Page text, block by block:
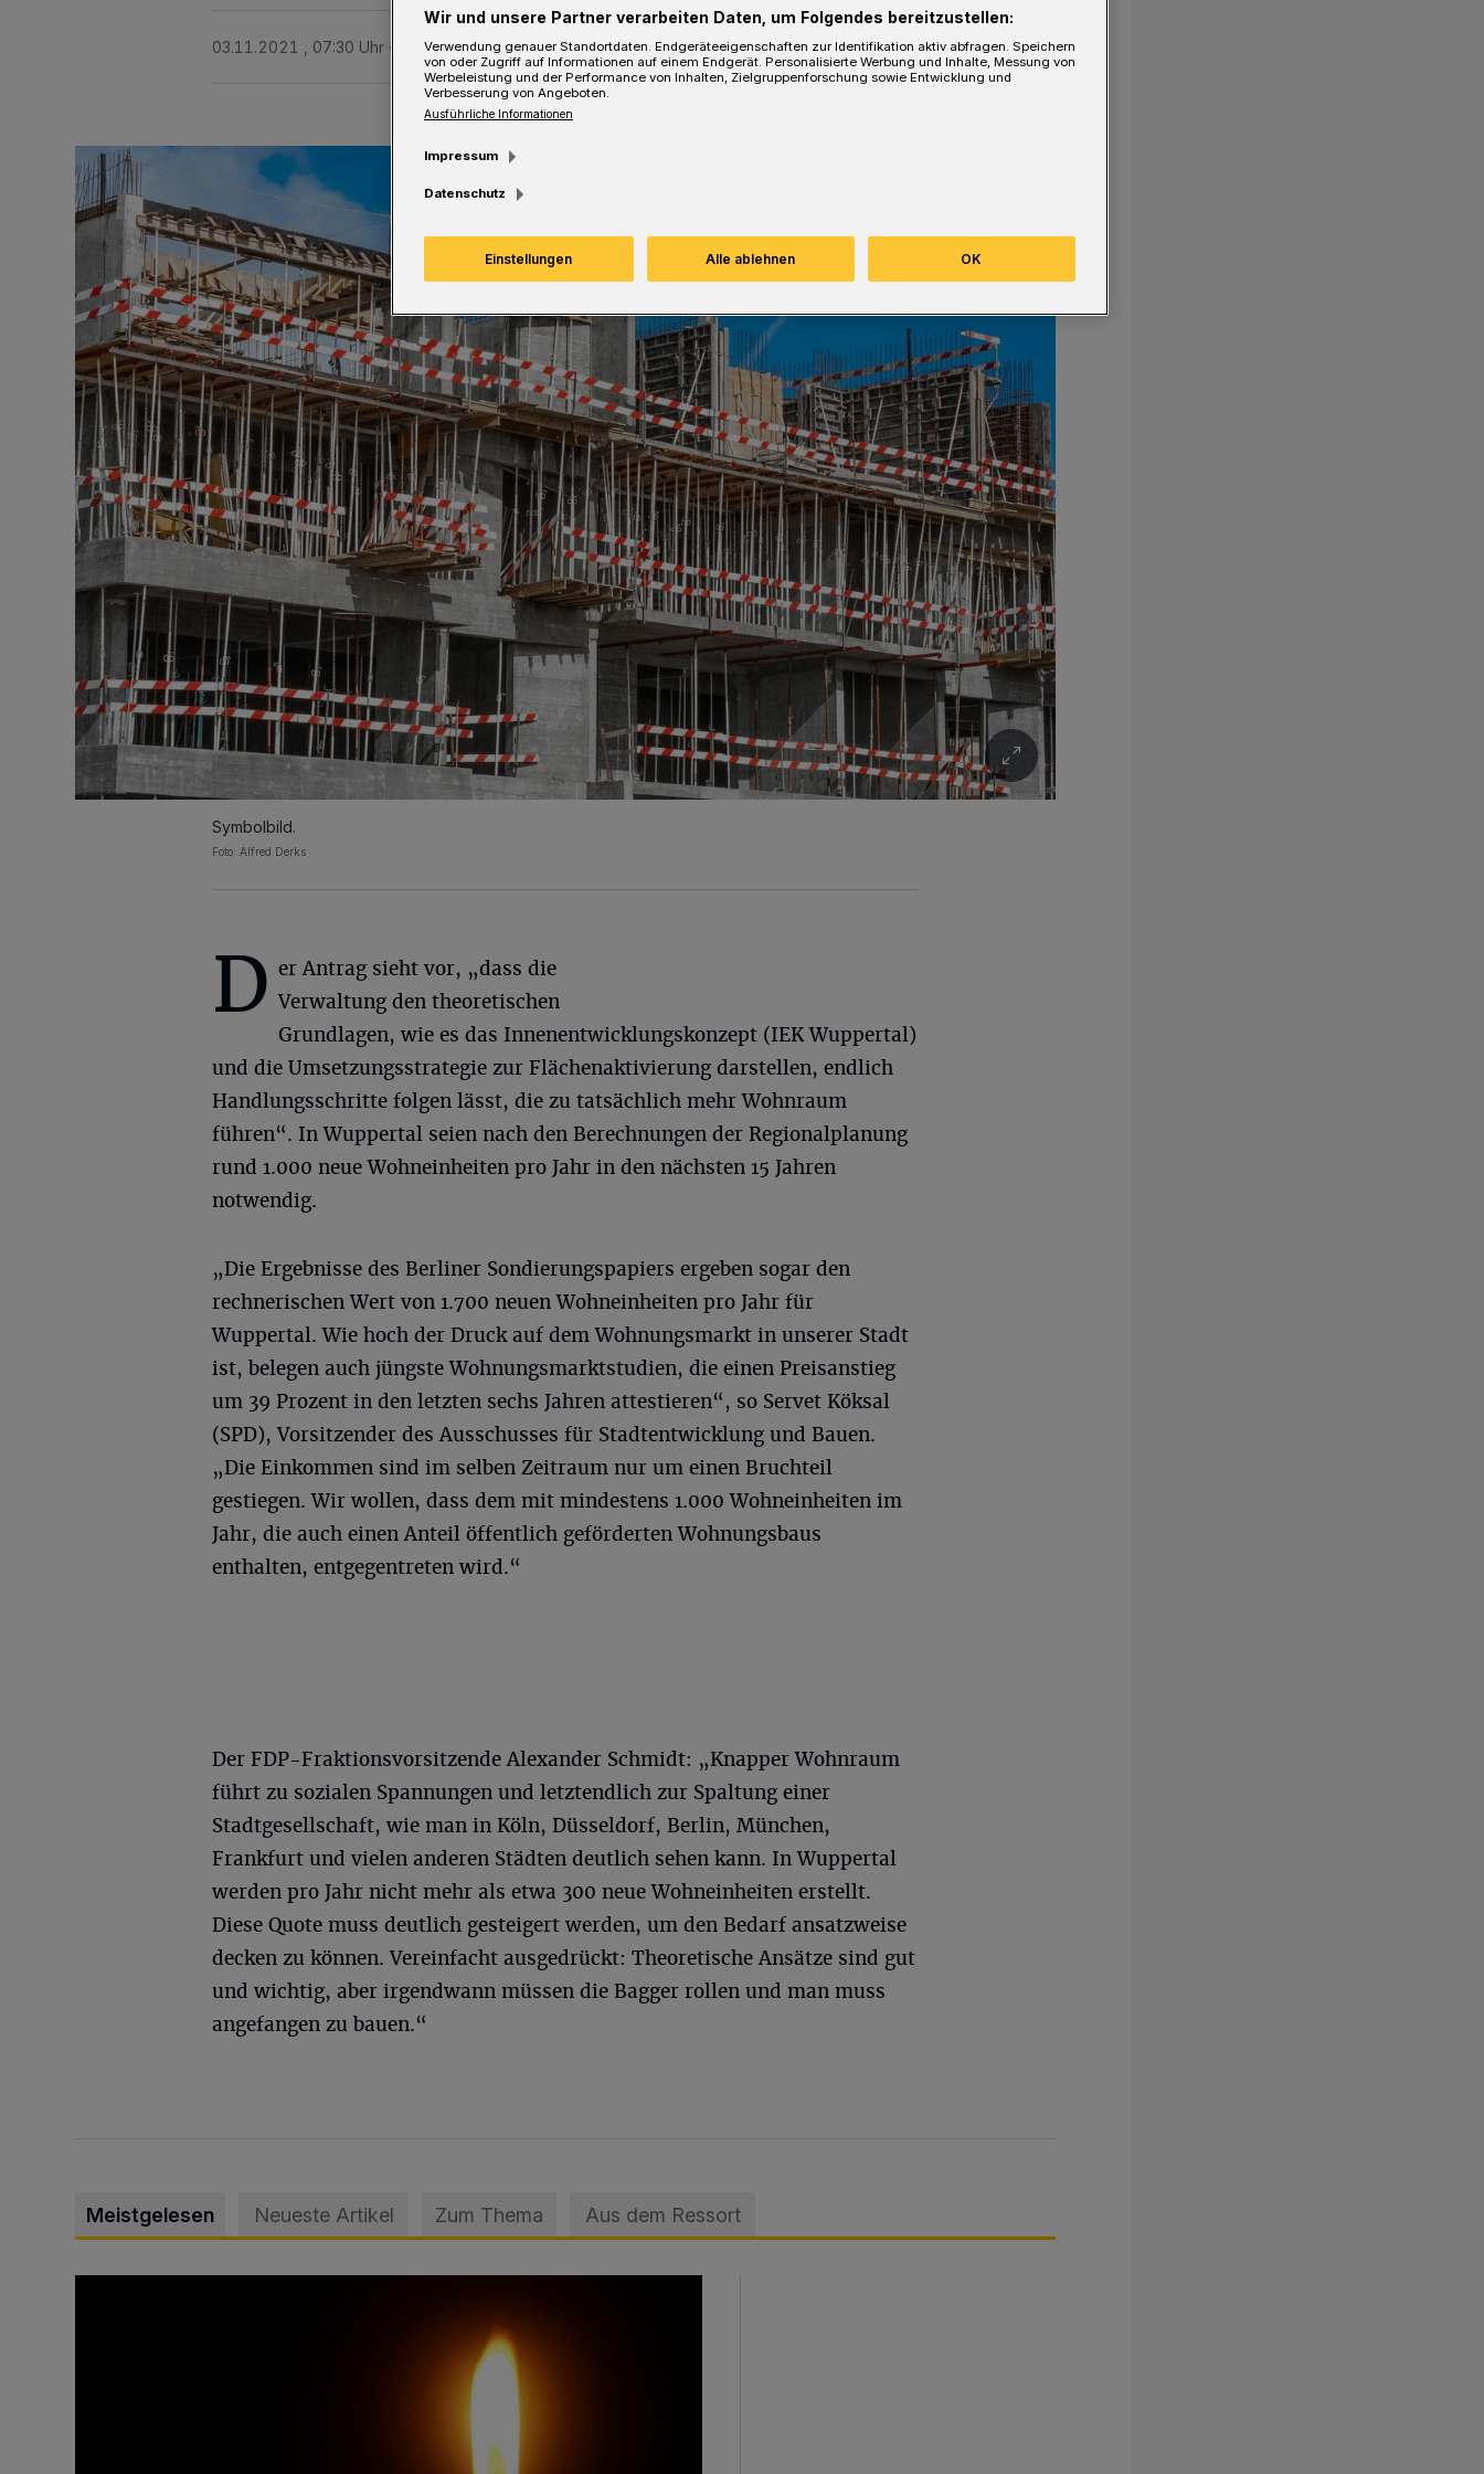
03.11.2021 , 07:30 Uhr Eine Minute Lesezeit
Symbolbild.
Foto: Alfred Derks
D er Antrag sieht vor, „dass die
Verwaltung den theoretischen
Grundlagen, wie es das Innenentwicklungskonzept (IEK Wuppertal)
und die Umsetzungsstrategie zur Flächenaktivierung darstellen, endlich
Handlungsschritte folgen lässt, die zu tatsächlich mehr Wohnraum
führen“. In Wuppertal seien nach den Berechnungen der Regionalplanung
rund 1.000 neue Wohneinheiten pro Jahr in den nächsten 15 Jahren
notwendig.
„Die Ergebnisse des Berliner Sondierungspapiers ergeben sogar den
rechnerischen Wert von 1.700 neuen Wohneinheiten pro Jahr für
Wuppertal. Wie hoch der Druck auf dem Wohnungsmarkt in unserer Stadt
ist, belegen auch jüngste Wohnungsmarktstudien, die einen Preisanstieg
um 39 Prozent in den letzten sechs Jahren attestieren“, so Servet Köksal
(SPD), Vorsitzender des Ausschusses für Stadtentwicklung und Bauen.
„Die Einkommen sind im selben Zeitraum nur um einen Bruchteil
gestiegen. Wir wollen, dass dem mit mindestens 1.000 Wohneinheiten im
Jahr, die auch einen Anteil öffentlich geförderten Wohnungsbaus
enthalten, entgegentreten wird.“
Der FDP-Fraktionsvorsitzende Alexander Schmidt: „Knapper Wohnraum
führt zu sozialen Spannungen und letztendlich zur Spaltung einer
Stadtgesellschaft, wie man in Köln, Düsseldorf, Berlin, München,
Frankfurt und vielen anderen Städten deutlich sehen kann. In Wuppertal
werden pro Jahr nicht mehr als etwa 300 neue Wohneinheiten erstellt.
Diese Quote muss deutlich gesteigert werden, um den Bedarf ansatzweise
decken zu können. Vereinfacht ausgedrückt: Theoretische Ansätze sind gut
und wichtig, aber irgendwann müssen die Bagger rollen und man muss
angefangen zu bauen.“
Meistgelesen Neueste Artikel Zum Thema Aus dem Ressort
Wir und unsere Partner verarbeiten Daten, um Folgendes bereitzustellen:
Verwendung genauer Standortdaten. Endgeräteeigenschaften zur Identifikation aktiv abfragen. Speichern
von oder Zugriff auf Informationen auf einem Endgerät. Personalisierte Werbung und Inhalte, Messung von
Werbeleistung und der Performance von Inhalten, Zielgruppenforschung sowie Entwicklung und
Verbesserung von Angeboten.
Ausführliche Informationen
Impressum
Datenschutz
Einstellungen Alle ablehnen OK